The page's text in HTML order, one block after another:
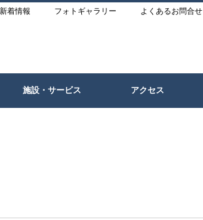
新着情報 フォトギャラリー よくあるお問合せ
施設・サービス アクセス